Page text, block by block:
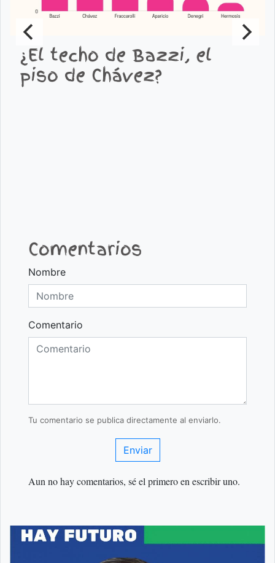
¿El techo de Bazzi, el
piso de Chávez?
Comentarios
Nombre
Comentario
Tu comentario se publica directamente al enviarlo.
Enviar
Aun no hay comentarios, sé el primero en escribir uno.